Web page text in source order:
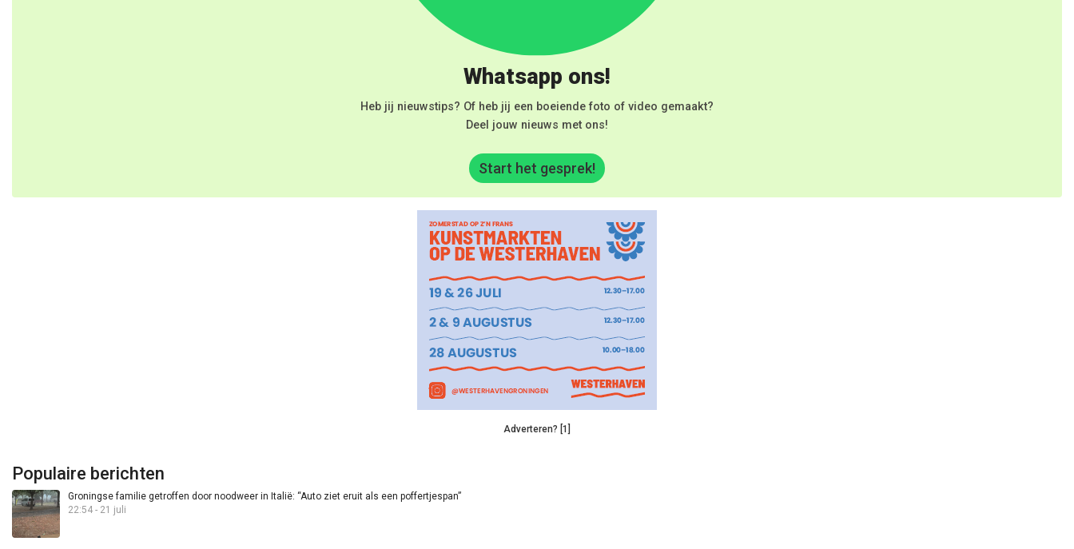
Whatsapp ons!
Heb jij nieuwstips? Of heb jij een boeiende foto of video gemaakt?
Deel jouw nieuws met ons!
Start het gesprek!
Adverteren? [1]
Populaire berichten
Groningse familie getroffen door noodweer in Italië: “Auto ziet eruit als een poffertjespan”
22:54 - 21 juli